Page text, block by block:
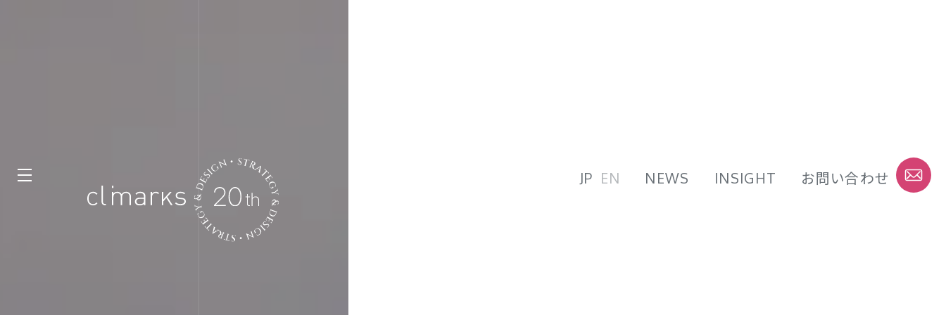
JP EN NEWS INSIGHT お問い合わせ